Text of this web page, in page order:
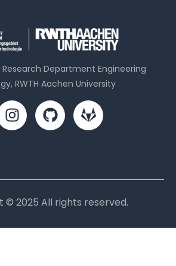
Department Engineering
RWTH Aachen University
© 2025 All rights reserved.